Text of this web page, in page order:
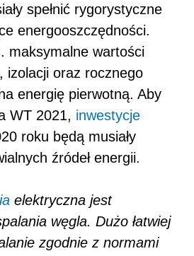
spełnić rygorystyczne
energooszczędności.
maksymalne wartości
izolacji oraz rocznego
energię pierwotną. Aby
WT 2021, inwestycje
roku będą musiały
źródeł energii.
elektryczna jest
węgla. Dużo łatwiej
zgodnie z normami